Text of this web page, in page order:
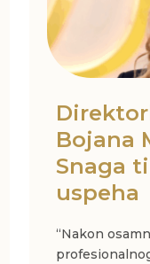
Bojana
Snaga
uspeha
“Nakon